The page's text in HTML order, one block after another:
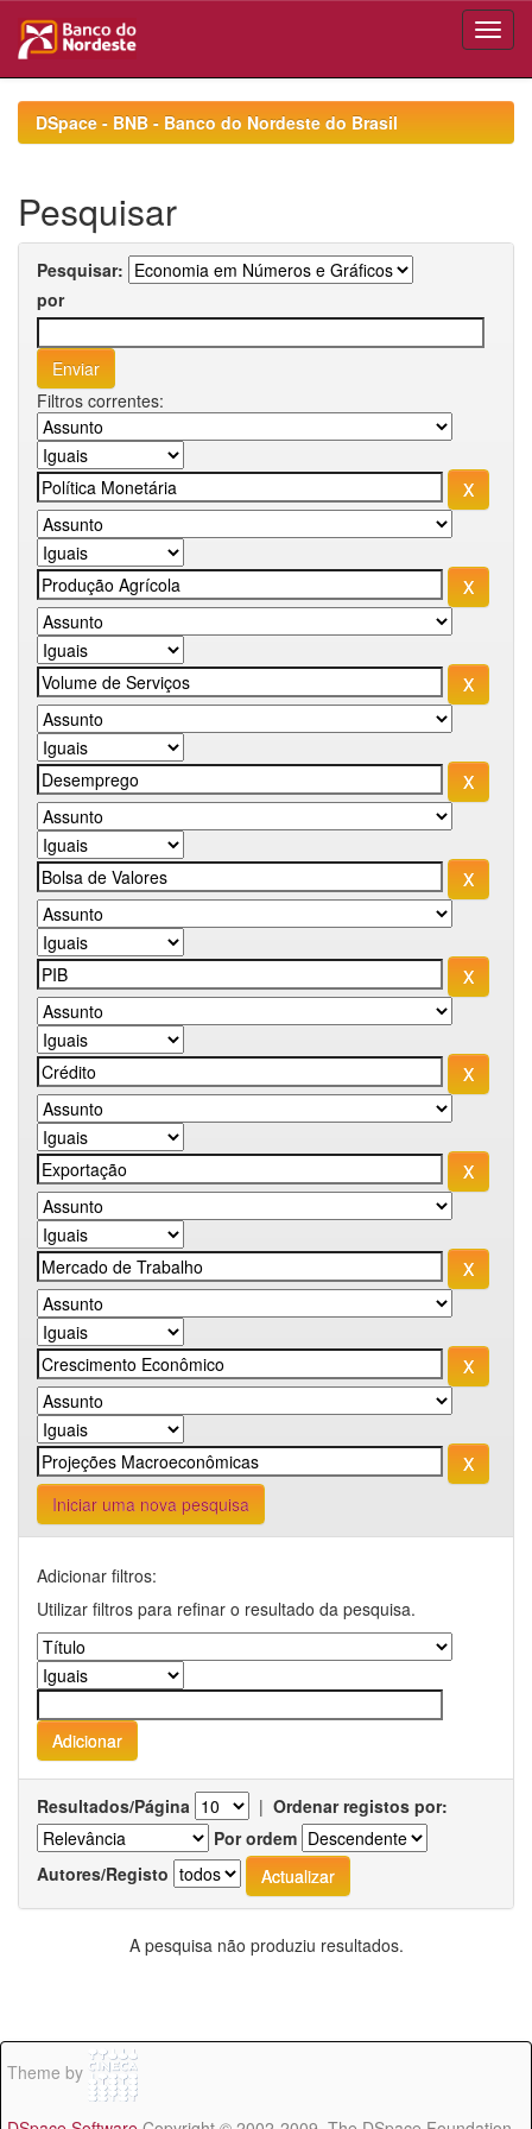
navigationDSpace - BNB - Banco do Nordeste do Brasil
Pesquisar
Pesquisar:
por
Filtros correntes:
Iniciar uma nova pesquisa
Adicionar filtros:
Utilizar filtros para refinar o resultado da pesquisa.
Resultados/Página | Ordenar registos por:
Por ordem
Autores/Registo
A pesquisa não produziu resultados.
Theme by